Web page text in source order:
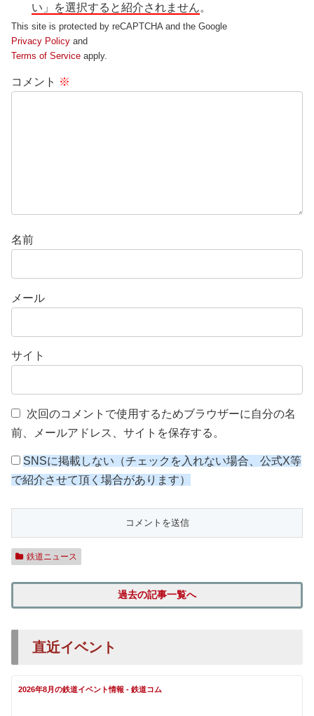
い」を選択すると紹介されません。
This site is protected by reCAPTCHA and the Google
Privacy Policy and
Terms of Service apply.
コメント ※
名前
メール
サイト
次回のコメントで使用するためブラウザーに自分の名
前、メールアドレス、サイトを保存する。
SNSに掲載しない（チェックを入れない場合、公式X等
で紹介させて頂く場合があります）
鉄道ニュース
過去の記事一覧へ
直近イベント
2026年8月の鉄道イベント情報 - 鉄道コム